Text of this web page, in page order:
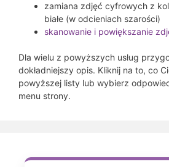
zamiana zdjęć cyfrowych z
białe (w odcieniach szarości)
skanowanie i powiększanie
Dla wielu z powyższych usług
dokładniejszy opis. Kliknij na to, co
powyższej listy lub wybierz
menu strony.